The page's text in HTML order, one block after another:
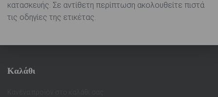
κατασκευής. Σε αντίθετη περίπτωση ακολουθείτε πιστά
τις οδηγίες της ετικέτας.
Καλάθι